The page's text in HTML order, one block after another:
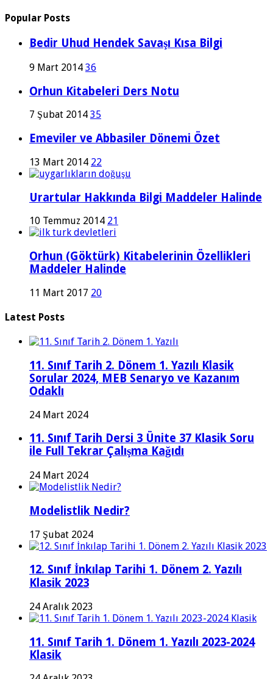
Popular Posts
Bedir Uhud Hendek Savaşı Kısa Bilgi
9 Mart 2014 36
Orhun Kitabeleri Ders Notu
7 Şubat 2014 35
Emeviler ve Abbasiler Dönemi Özet
13 Mart 2014 22
Urartular Hakkında Bilgi Maddeler Halinde
10 Temmuz 2014 21
Orhun (Göktürk) Kitabelerinin Özellikleri
Maddeler Halinde
11 Mart 2017 20
Latest Posts
11. Sınıf Tarih 2. Dönem 1. Yazılı Klasik
Sorular 2024, MEB Senaryo ve Kazanım
Odaklı
24 Mart 2024
11. Sınıf Tarih Dersi 3 Ünite 37 Klasik Soru
ile Full Tekrar Çalışma Kağıdı
24 Mart 2024
Modelistlik Nedir?
17 Şubat 2024
12. Sınıf İnkılap Tarihi 1. Dönem 2. Yazılı
Klasik 2023
24 Aralık 2023
11. Sınıf Tarih 1. Dönem 1. Yazılı 2023-2024
Klasik